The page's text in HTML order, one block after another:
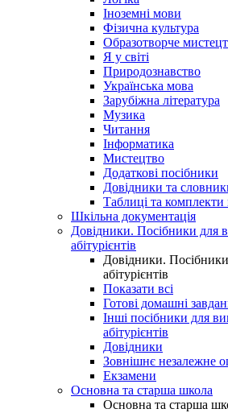
Іноземні мови
Фізична культура
Образотворче
Я у світі
Природознавство
Українська мова
Зарубіжна література
Музика
Читання
Інформатика
Мистецтво
Додаткові посібники
Довідники та
Таблиці та комплекти
Шкільна документація
Довідники. Посібники для
абітурієнтів
Довідники.
абітурієнтів
Показати всі
Готові домашні
Інші посібники для
абітурієнтів
Довідники
Зовнішнє незалежне
Екзамени
Основна та старша школа
Основна та старша